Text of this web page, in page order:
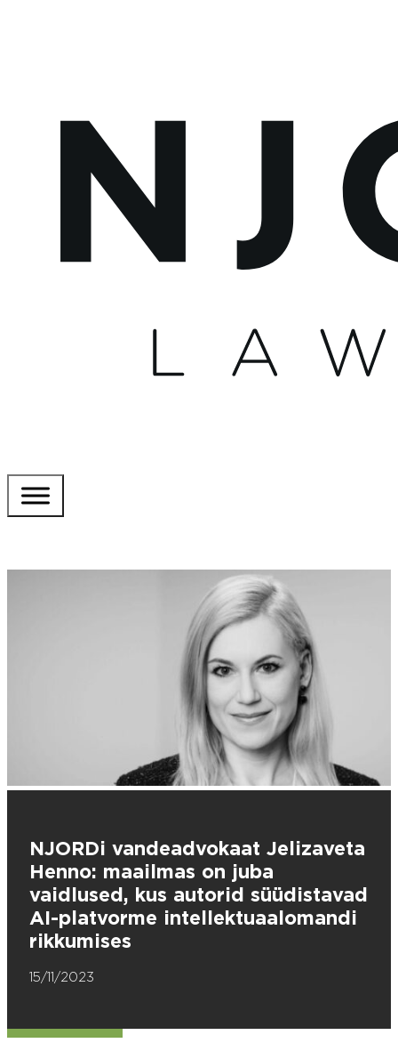
NJORDi vandeadvokaat Jelizaveta
Henno: maailmas on juba
vaidlused, kus autorid süüdistavad
AI-platvorme intellektuaalomandi
rikkumises
15/11/2023